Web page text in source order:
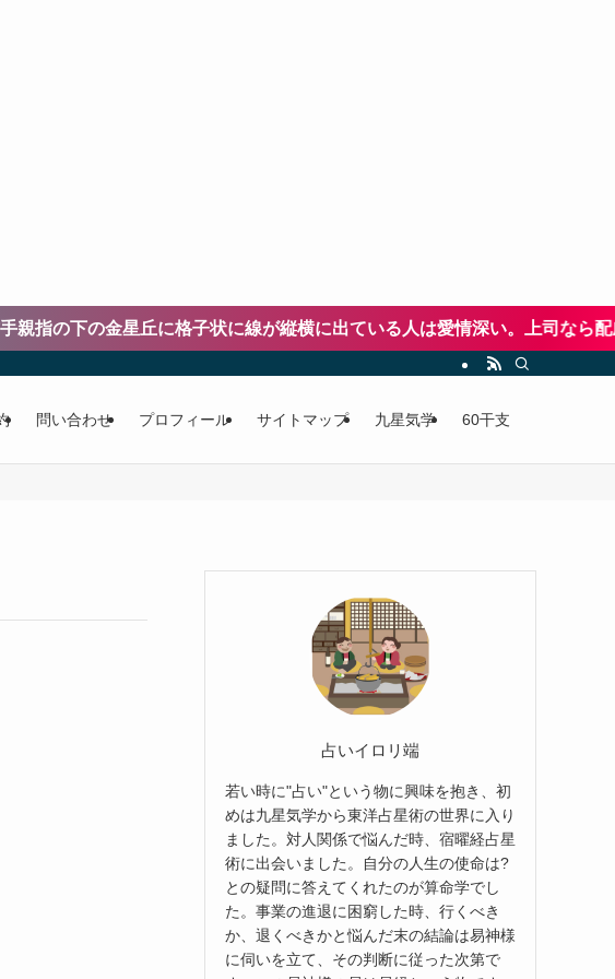
の下の金星丘に格子状に線が縦横に出ている人は愛情深い。上司なら配慮
問い合わせ プロフィール サイトマップ 九星気学 60干支
占いイロリ端
若い時に"占い"という物に興味を抱き、初
めは九星気学から東洋占星術の世界に入り
ました。対人関係で悩んだ時、宿曜経占星
術に出会いました。自分の人生の使命は?
との疑問に答えてくれたのが算命学でし
た。事業の進退に困窮した時、行くべき
か、退くべきかと悩んだ末の結論は易神様
に伺いを立て、その判断に従った次第で